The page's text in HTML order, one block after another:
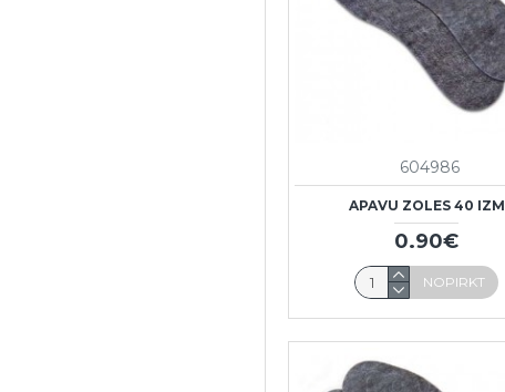
604986
APAVU ZOLES 40 IZM
0.90€
NOPIRKT